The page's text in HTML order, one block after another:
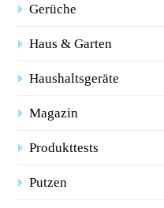
Gerüche
Haus & Garten
Haushaltsgeräte
Magazin
Produkttests
Putzen